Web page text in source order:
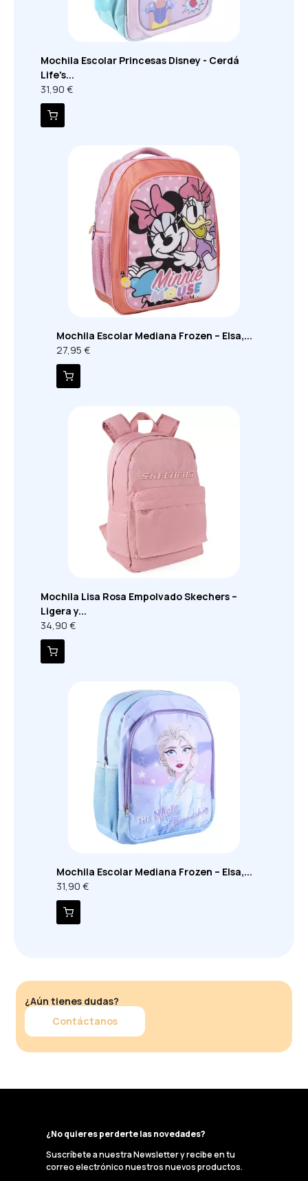
Mochila Escolar Princesas Disney - Cerdá
Life's...
31,90 €
Mochila Escolar Mediana Frozen – Elsa,...
27,95 €
Mochila Lisa Rosa Empolvado Skechers –
Ligera y...
34,90 €
Mochila Escolar Mediana Frozen – Elsa,...
31,90 €
¿Aún tienes dudas?
Contáctanos
¿No quieres perderte las novedades?
Suscríbete a nuestra Newsletter y recibe en tu
correo electrónico nuestros nuevos productos.